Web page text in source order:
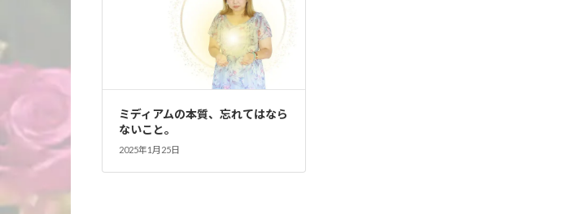
ミディアムの本質、忘れてはなら
ないこと。
2025年1月25日